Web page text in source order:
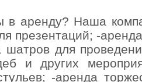
аренду? Наша
презентаций; -
для
и других
-аренда